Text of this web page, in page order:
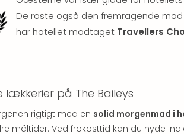
De roste også den fremragende
har hotellet modtaget Travellers
lækkerier på The Baileys
rigtigt med en solid morgenmad i
måltider: Ved frokosttid kan du nyde